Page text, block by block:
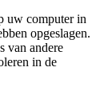
uw computer in
opgeslagen.
van andere
in de